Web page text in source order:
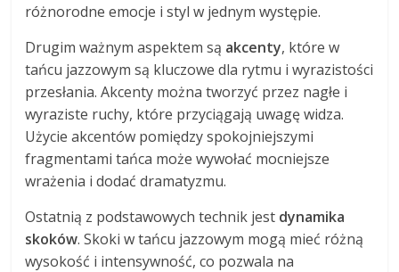
różnorodne emocje i styl w jednym występie.
Drugim ważnym aspektem są akcenty, które w
tańcu jazzowym są kluczowe dla rytmu i wyrazistości
przesłania. Akcenty można tworzyć przez nagłe i
wyraziste ruchy, które przyciągają uwagę widza.
Użycie akcentów pomiędzy spokojniejszymi
fragmentami tańca może wywołać mocniejsze
wrażenia i dodać dramatyzmu.
Ostatnią z podstawowych technik jest dynamika
skoków. Skoki w tańcu jazzowym mogą mieć różną
wysokość i intensywność, co pozwala na